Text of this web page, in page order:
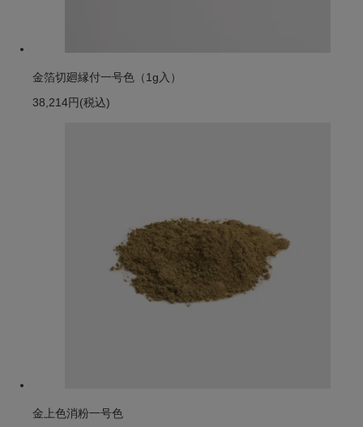
金箔切廻縁付一号色（1g入）
38,214円 (税込)
金上色消粉一号色